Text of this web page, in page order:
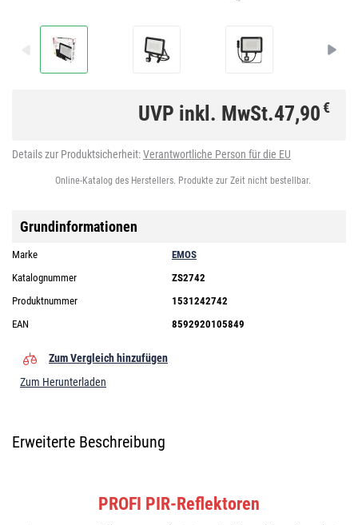
UVP inkl. MwSt.47,90€
Details zur Produktsicherheit:Verantwortliche Person für die EU
Online-Katalog des Herstellers. Produkte zur Zeit nicht bestellbar.
Grundinformationen
Marke
EMOS
Katalognummer
ZS2742
Produktnummer
1531242742
EAN
8592920105849
Zum Vergleich hinzufügen
Zum Herunterladen
Erweiterte Beschreibung
PROFI PIR-Reflektoren